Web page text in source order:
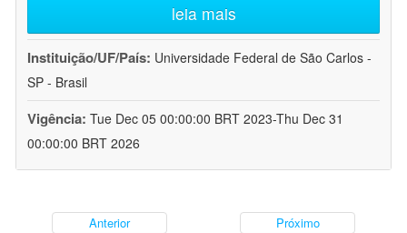
leia mais
Instituição/UF/País: Universidade Federal de São Carlos -
SP - Brasil
Vigência: Tue Dec 05 00:00:00 BRT 2023-Thu Dec 31
00:00:00 BRT 2026
Anterior Próximo